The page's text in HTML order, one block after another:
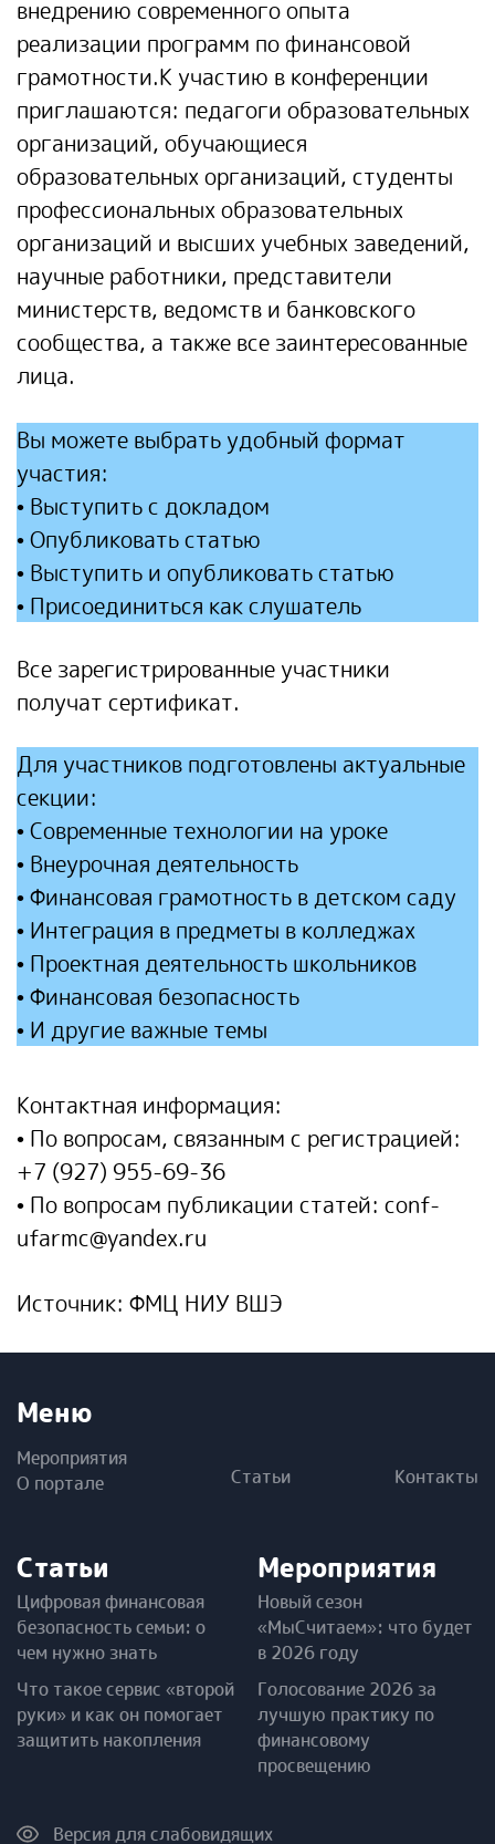
внедрению современного опыта
реализации программ по финансовой
грамотности.К участию в конференции
приглашаются: педагоги образовательных
организаций, обучающиеся
образовательных организаций, студенты
профессиональных образовательных
организаций и высших учебных заведений,
научные работники, представители
министерств, ведомств и банковского
сообщества, а также все заинтересованные
лица.
Вы можете выбрать удобный формат
участия:
• Выступить с докладом
• Опубликовать статью
• Выступить и опубликовать статью
• Присоединиться как слушатель
Все зарегистрированные участники
получат сертификат.
Для участников подготовлены актуальные
секции:
• Современные технологии на уроке
• Внеурочная деятельность
• Финансовая грамотность в детском саду
• Интеграция в предметы в колледжах
• Проектная деятельность школьников
• Финансовая безопасность
• И другие важные темы
Контактная информация:
• По вопросам, связанным с регистрацией:
+7 (927) 955-69-36
• По вопросам публикации статей: conf-
ufarmc@yandex.ru
Источник: ФМЦ НИУ ВШЭ
Меню
Мероприятия
О портале
Статьи Контакты
Статьи
Цифровая финансовая
безопасность семьи: о
чем нужно знать
Что такое сервис «второй
руки» и как он помогает
защитить накопления
Мероприятия
Новый сезон
«МыСчитаем»: что будет
в 2026 году
Голосование 2026 за
лучшую практику по
финансовому
просвещению
Версия для слабовидящих